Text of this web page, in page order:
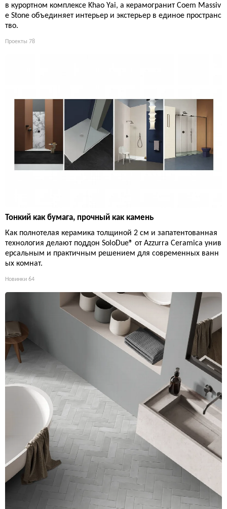
в курортном комплексе Khao Yai, а керамогранит Coem Massiv
e Stone объединяет интерьер и экстерьер в единое пространс
тво.
Проекты 78
Тонкий как бумага, прочный как камень
Как полнотелая керамика толщиной 2 см и запатентованная
технология делают поддон SoloDue® от Azzurra Ceramica унив
ерсальным и практичным решением для современных ванн
ых комнат.
Новинки 64